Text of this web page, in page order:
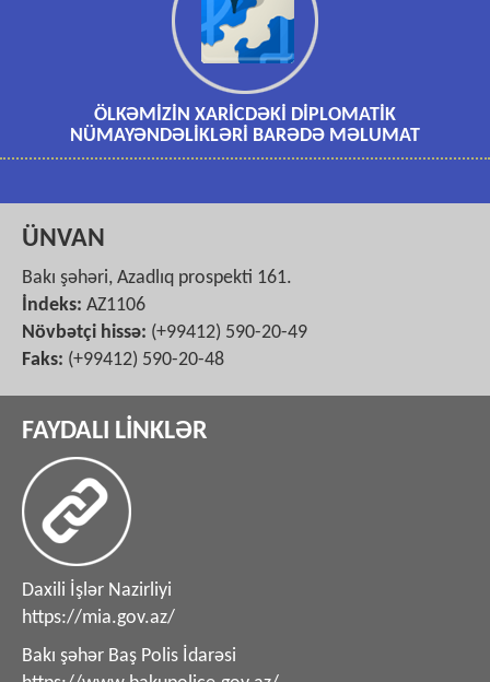
ÖLKƏMİZİN XARİCDƏKİ DİPLOMATİK
NÜMAYƏNDƏLİKLƏRİ BARƏDƏ MƏLUMAT
ÜNVAN
Bakı şəhəri, Azadlıq prospekti 161.
İndeks: AZ1106
Növbətçi hissə: (+99412) 590-20-49
Faks: (+99412) 590-20-48
FAYDALI LİNKLƏR
Daxili İşlər Nazirliyi
https://mia.gov.az/
Bakı şəhər Baş Polis İdarəsi